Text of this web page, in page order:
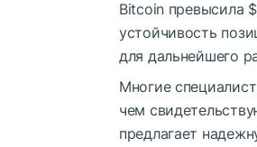
Bitcoin превысила
устойчивость
для дальнейшего
Многие
чем
предлагает